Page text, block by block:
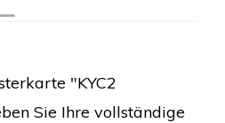
"KYC2
Sie Ihre vollständige